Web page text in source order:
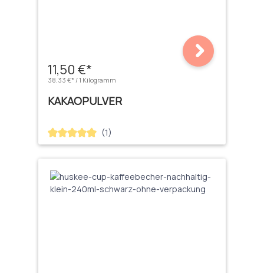
11,50 €*
38,33 €* / 1 Kilogramm
KAKAOPULVER
Durchschnittliche Bewertung von 5 von 5 Sternen
(1)